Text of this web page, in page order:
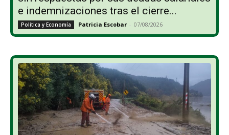
e indemnizaciones tras el cierre...
Política y Economía Patricia Escobar - 07/08/2026